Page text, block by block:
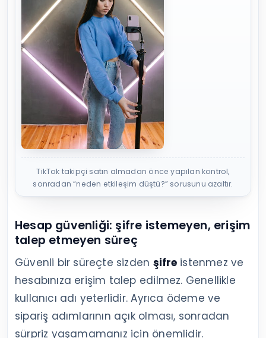
TikTok takipçi satın almadan önce yapılan kontrol,
sonradan “neden etkileşim düştü?” sorusunu azaltır.
Hesap güvenliği: şifre istemeyen, erişim
talep etmeyen süreç
Güvenli bir süreçte sizden şifreistenmez ve
hesabınıza erişim talep edilmez. Genellikle
kullanıcı adı yeterlidir. Ayrıca ödeme ve
sipariş adımlarının açık olması, sonradan
sürpriz yaşamamanız için önemlidir.